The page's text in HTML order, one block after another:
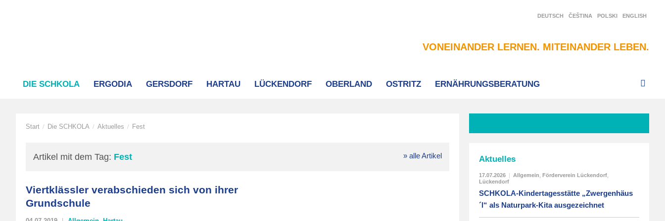
DEUTSCH ČEŠTINA POLSKI ENGLISH
VONEINANDER LERNEN. MITEINANDER LEBEN.
DIE SCHKOLA ERGODIA GERSDORF HARTAU LÜCKENDORF OBERLAND OSTRITZ ERNÄHRUNGSBERATUNG
Start / Die SCHKOLA / Aktuelles / Fest
Artikel mit dem Tag: Fest » alle Artikel
Viertklässler verabschieden sich von ihrer
Grundschule
Aktuelles
17.07.2026 | Allgemein Förderverein Lückendorf
Lückendorf
SCHKOLA-Kindertagesstätte „Zwergenhäus
´l“ als Naturpark-Kita ausgezeichnet